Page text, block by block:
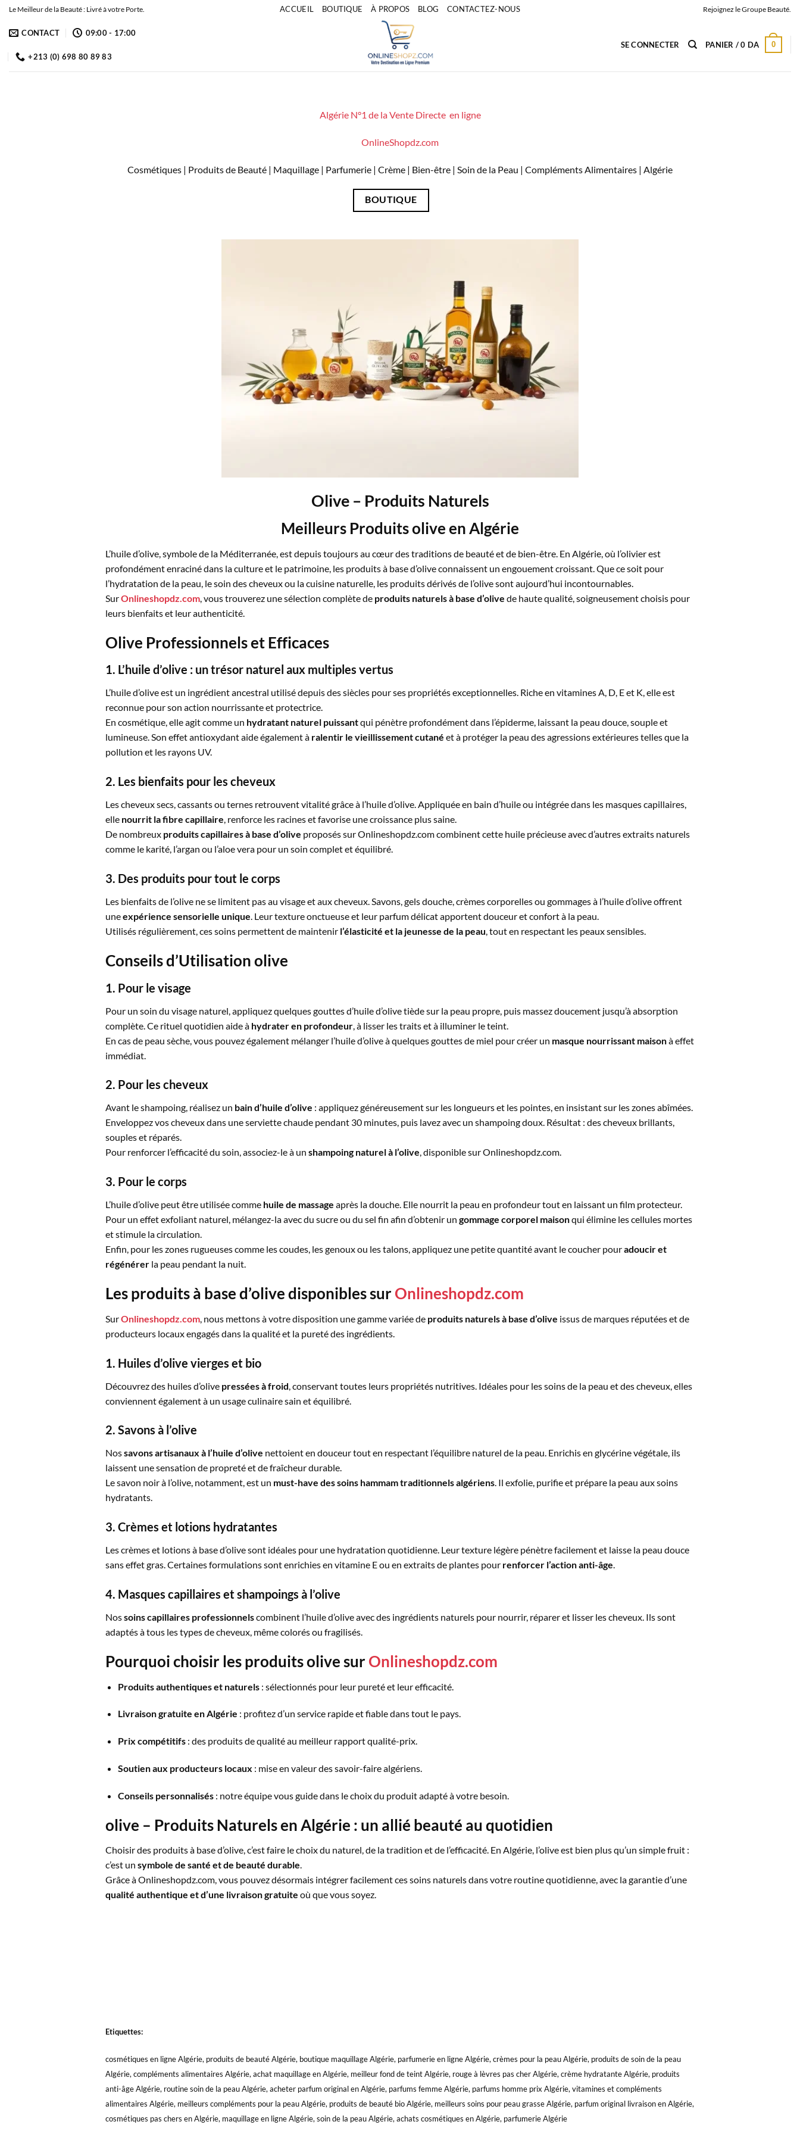
Passer
contenu
Le Meilleur de la Beauté : Livré à votre Porte. ACCUEIL BOUTIQUE À PROPOS BLOG CONTACTEZ-NOUS Rejoignez le Groupe Beauté.
CONTACT 09:00 - 17:00
+213 (0) 698 80 89 83
SE CONNECTER PANIER /0 DA 0
Algérie N°1 de la Vente Directe en ligne
OnlineShopdz.com
Cosmétiques | Produits de Beauté | Maquillage | Parfumerie | Crème | Bien-être | Soin de la Peau | Compléments Alimentaires | Algérie
BOUTIQUE
Olive – Produits Naturels
Meilleurs Produits olive en Algérie
L’huile d’olive, symbole de la Méditerranée, est depuis toujours au cœur des traditions de beauté et de bien-être. En Algérie, où l’olivier est
profondément enraciné dans la culture et le patrimoine, les produits à base d’olive connaissent un engouement croissant. Que ce soit pour
l’hydratation de la peau, le soin des cheveux ou la cuisine naturelle, les produits dérivés de l’olive sont aujourd’hui incontournables.
SurOnlineshopdz.com, vous trouverez une sélection complète de produits naturels à base d’olive de haute qualité, soigneusement choisis pour
leurs bienfaits et leur authenticité.
Olive Professionnels et Efficaces
1. L’huile d’olive : un trésor naturel aux multiples vertus
L’huile d’olive est un ingrédient ancestral utilisé depuis des siècles pour ses propriétés exceptionnelles. Riche en vitamines A, D, E et K, elle est
reconnue pour son action nourrissante et protectrice.
En cosmétique, elle agit comme un hydratant naturel puissantqui pénètre profondément dans l’épiderme, laissant la peau douce, souple et
lumineuse. Son effet antioxydant aide également à ralentir le vieillissement cutané et à protéger la peau des agressions extérieures telles que la
pollution et les rayons UV.
2. Les bienfaits pour les cheveux
Les cheveux secs, cassants ou ternes retrouvent vitalité grâce à l’huile d’olive. Appliquée en bain d’huile ou intégrée dans les masques capillaires,
elle nourrit la fibre capillaire, renforce les racines et favorise une croissance plus saine.
De nombreux produits capillaires à base d’olive proposés sur Onlineshopdz.com combinent cette huile précieuse avec d’autres extraits naturels
comme le karité, l’argan ou l’aloe vera pour un soin complet et équilibré.
3. Des produits pour tout le corps
Les bienfaits de l’olive ne se limitent pas au visage et aux cheveux. Savons, gels douche, crèmes corporelles ou gommages à l’huile d’olive offrent
uneexpérience sensorielle unique. Leur texture onctueuse et leur parfum délicat apportent douceur et confort à la peau.
Utilisés régulièrement, ces soins permettent de maintenir l’élasticité et la jeunesse de la peau, tout en respectant les peaux sensibles.
Conseils d’Utilisation olive
1. Pour le visage
Pour un soin du visage naturel, appliquez quelques gouttes d’huile d’olive tiède sur la peau propre, puis massez doucement jusqu’à absorption
complète. Ce rituel quotidien aide à hydrater en profondeur , à lisser les traits et à illuminer le teint.
En cas de peau sèche, vous pouvez également mélanger l’huile d’olive à quelques gouttes de miel pour créer un masque nourrissant maisonà effet
immédiat.
2. Pour les cheveux
Avant le shampoing, réalisez un bain d’huile d’olive : appliquez généreusement sur les longueurs et les pointes, en insistant sur les zones abîmées.
Enveloppez vos cheveux dans une serviette chaude pendant 30 minutes, puis lavez avec un shampoing doux. Résultat : des cheveux brillants,
souples et réparés.
Pour renforcer l’efficacité du soin, associez-le à un shampoing naturel à l’olive, disponible sur Onlineshopdz.com.
3. Pour le corps
L’huile d’olive peut être utilisée comme huile de massage après la douche. Elle nourrit la peau en profondeur tout en laissant un film protecteur.
Pour un effet exfoliant naturel, mélangez-la avec du sucre ou du sel fin afin d’obtenir un gommage corporel maisonqui élimine les cellules mortes
et stimule la circulation.
Enfin, pour les zones rugueuses comme les coudes, les genoux ou les talons, appliquez une petite quantité avant le coucher pouradoucir et
régénérer la peau pendant la nuit.
Les produits à base d’olive disponibles sur Onlineshopdz.com
SurOnlineshopdz.com, nous mettons à votre disposition une gamme variée de produits naturels à base d’olive issus de marques réputées et de
producteurs locaux engagés dans la qualité et la pureté des ingrédients.
1. Huiles d’olive vierges et bio
Découvrez des huiles d’olive pressées à froid , conservant toutes leurs propriétés nutritives. Idéales pour les soins de la peau et des cheveux, elles
conviennent également à un usage culinaire sain et équilibré.
2. Savons à l’olive
Nossavons artisanaux à l’huile d’olive nettoient en douceur tout en respectant l’équilibre naturel de la peau. Enrichis en glycérine végétale, ils
laissent une sensation de propreté et de fraîcheur durable.
Le savon noir à l’olive, notamment, est un must-have des soins hammam traditionnels algériens. Il exfolie, purifie et prépare la peau aux soins
hydratants.
3. Crèmes et lotions hydratantes
Les crèmes et lotions à base d’olive sont idéales pour une hydratation quotidienne. Leur texture légère pénètre facilement et laisse la peau douce
sans effet gras. Certaines formulations sont enrichies en vitamine E ou en extraits de plantes pour renforcer l’action anti-âge.
4. Masques capillaires et shampoings à l’olive
Nossoins capillaires professionnelscombinent l’huile d’olive avec des ingrédients naturels pour nourrir, réparer et lisser les cheveux. Ils sont
adaptés à tous les types de cheveux, même colorés ou fragilisés.
Pourquoi choisir les produitsolive sur Onlineshopdz.com
Produits authentiques et naturels: sélectionnés pour leur pureté et leur efficacité.
Livraison gratuite en Algérie : profitez d’un service rapide et fiable dans tout le pays.
Prix compétitifs: des produits de qualité au meilleur rapport qualité-prix.
Soutien aux producteurs locaux : mise en valeur des savoir-faire algériens.
Conseils personnalisés: notre équipe vous guide dans le choix du produit adapté à votre besoin.
olive – Produits Naturelsen Algérie : un allié beauté au quotidien
Choisir des produits à base d’olive, c’est faire le choix du naturel, de la tradition et de l’efficacité. En Algérie, l’olive est bien plus qu’un simple fruit :
c’est un symbole de santé et de beauté durable.
Grâce à Onlineshopdz.com, vous pouvez désormais intégrer facilement ces soins naturels dans votre routine quotidienne, avec la garantie d’une
qualité authentique et d’une livraison gratuite où que vous soyez.
Etiquettes:
cosmétiques en ligne Algérie, produits de beauté Algérie, boutique maquillage Algérie, parfumerie en ligne Algérie, crèmes pour la peau Algérie, produits de soin de la peau
Algérie, compléments alimentaires Algérie, achat maquillage en Algérie, meilleur fond de teint Algérie, rouge à lèvres pas cher Algérie, crème hydratante Algérie, produits
anti-âge Algérie, routine soin de la peau Algérie, acheter parfum original en Algérie, parfums femme Algérie, parfums homme prix Algérie, vitamines et compléments
alimentaires Algérie, meilleurs compléments pour la peau Algérie, produits de beauté bio Algérie, meilleurs soins pour peau grasse Algérie, parfum original livraison en Algérie,
cosmétiques pas chers en Algérie, maquillage en ligne Algérie, soin de la peau Algérie, achats cosmétiques en Algérie, parfumerie Algérie